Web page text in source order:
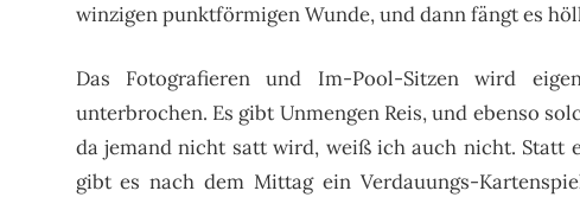
winzigen punktförmigen Wunde, und dann fängt es
Das Fotografieren und Im-Pool-Sitzen wird
unterbrochen. Es gibt Unmengen Reis, und ebenso
da jemand nicht satt wird, weiß ich auch nicht. Statt
gibt es nach dem Mittag ein Verdauungs-